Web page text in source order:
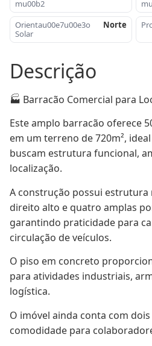
mu00b2
Orientau00e7u00e3o
Solar
Norte
Descrição
🏭 Barracão Comercial para
Este amplo barracão oferece
em um terreno de 720m²,
buscam estrutura funcional,
localização.
A construção possui estrutura
direito alto e quatro amplas
garantindo praticidade para
circulação de veículos.
O piso em concreto
para atividades industriais,
logística.
O imóvel ainda conta com
comodidade para